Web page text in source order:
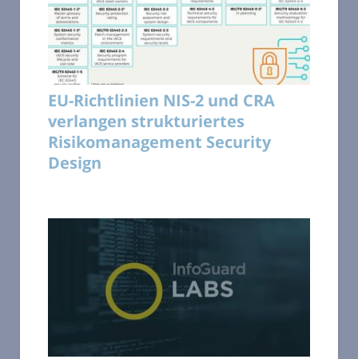
EU-Richtlinien NIS-2 und CRA
verlangen strukturiertes
Risikomanagement Security
Design